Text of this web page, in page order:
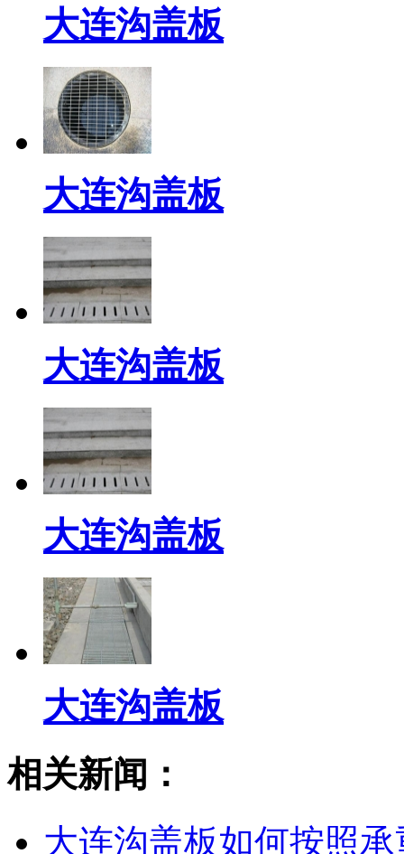
大连沟盖板
大连沟盖板
大连沟盖板
大连沟盖板
大连沟盖板
相关新闻：
大连沟盖板如何按照